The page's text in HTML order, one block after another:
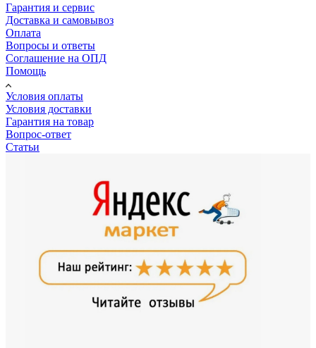
Гарантия и сервис
Доставка и самовывоз
Оплата
Вопросы и ответы
Соглашение на ОПД
Помощь
Условия оплаты
Условия доставки
Гарантия на товар
Вопрос-ответ
Статьи